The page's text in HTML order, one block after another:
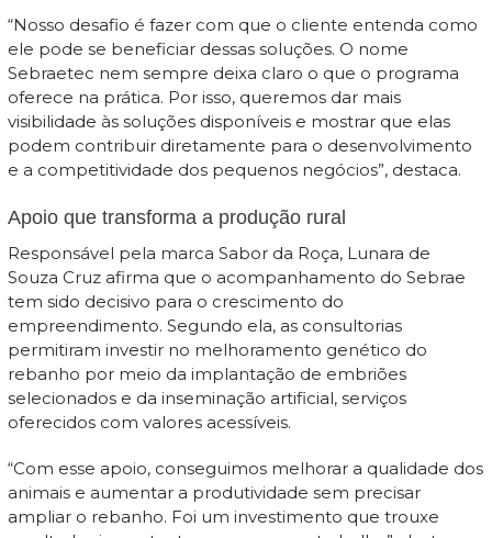
“Nosso desafio é fazer com que o cliente entenda como
ele pode se beneficiar dessas soluções. O nome
Sebraetec nem sempre deixa claro o que o programa
oferece na prática. Por isso, queremos dar mais
visibilidade às soluções disponíveis e mostrar que elas
podem contribuir diretamente para o desenvolvimento
e a competitividade dos pequenos negócios”, destaca.
Apoio que transforma a produção rural
Responsável pela marca Sabor da Roça, Lunara de
Souza Cruz afirma que o acompanhamento do Sebrae
tem sido decisivo para o crescimento do
empreendimento. Segundo ela, as consultorias
permitiram investir no melhoramento genético do
rebanho por meio da implantação de embriões
selecionados e da inseminação artificial, serviços
oferecidos com valores acessíveis.
“Com esse apoio, conseguimos melhorar a qualidade dos
animais e aumentar a produtividade sem precisar
ampliar o rebanho. Foi um investimento que trouxe